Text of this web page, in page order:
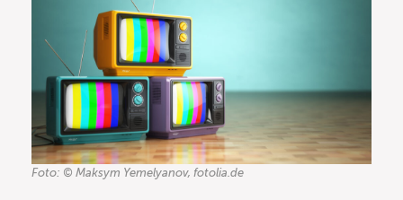
Foto: © Maksym Yemelyanov, fotolia.de